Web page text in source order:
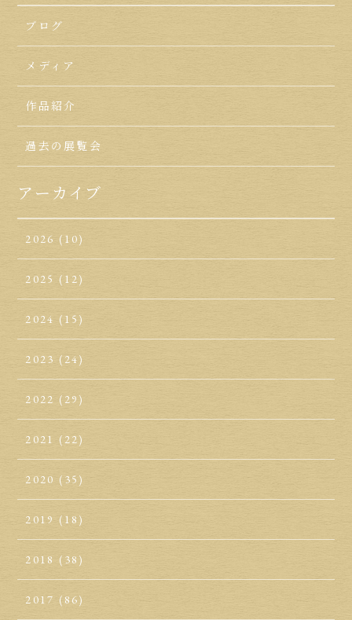
ブログ
メディア
作品紹介
過去の展覧会
アーカイブ
2026 (10)
2025 (12)
2024 (15)
2023 (24)
2022 (29)
2021 (22)
2020 (35)
2019 (18)
2018 (38)
2017 (86)